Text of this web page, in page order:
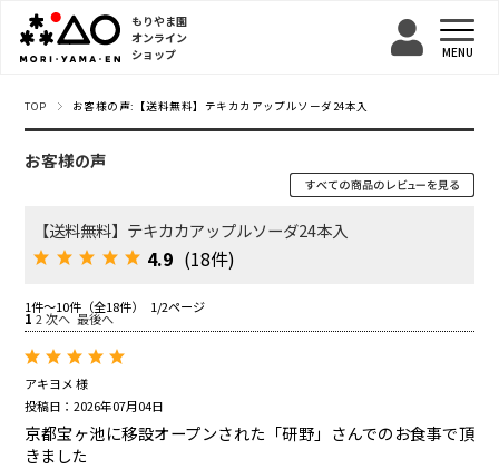
もりやま園
オンライン
ショップ
TOP お客様の声:【送料無料】テキカカアップルソーダ24本入
お客様の声
【送料無料】テキカカアップルソーダ24本入
4.9 (18件)
1件～10件（全18件） 1/2ページ
1 2 次へ 最後へ
アキヨメ 様
投稿日：2026年07月04日
京都宝ヶ池に移設オープンされた「研野」さんでのお食事で頂
きました